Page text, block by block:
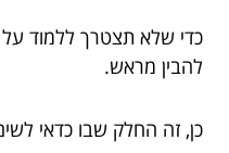
כדי שלא תצטרך ללמוד
להבין מראש.
כן, זה החלק שבו כדאי